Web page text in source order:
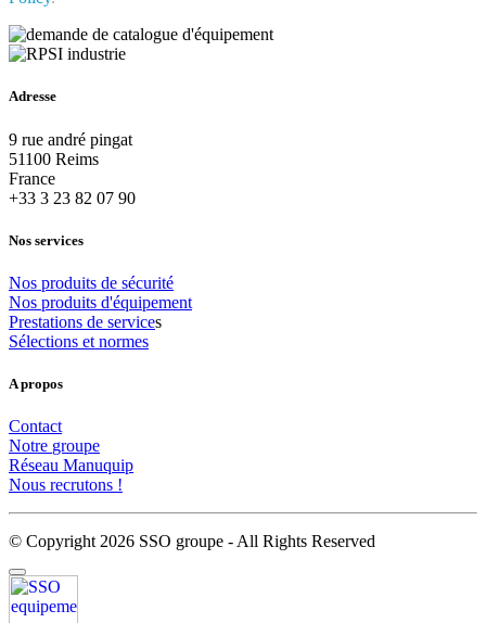
Adresse
9 rue andré pingat
51100 Reims
France
+33 3 23 82 07 90
Nos services
Nos produits de sécurité
Nos produits d'équipement
Prestations de services
Sélections et normes
A propos
Contact
Notre groupe
Réseau Manuquip
Nous recrutons !
© Copyright 2026 SSO groupe - All Rights Reserved